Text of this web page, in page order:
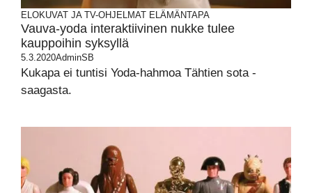
ELOKUVAT JA TV-OHJELMAT ELÄMÄNTAPA
Vauva-yoda interaktiivinen nukke tulee
kauppoihin syksyllä
5.3.2020AdminSB
Kukapa ei tuntisi Yoda-hahmoa Tähtien sota -
saagasta.